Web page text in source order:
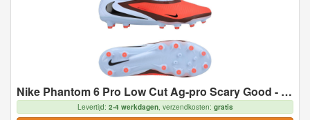
Nike Phantom 6 Pro Low Cut Ag-pro Scary Good - Koninklijke Tint/rood - Kunstgras (Ag), maat 44½
Levertijd: 2-4 werkdagen, verzendkosten: gratis